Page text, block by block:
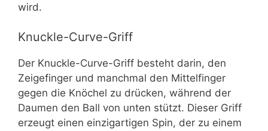
wird.
Knuckle-Curve-Griff
Der Knuckle-Curve-Griff besteht darin, den
Zeigefinger und manchmal den Mittelfinger
gegen die Knöchel zu drücken, während der
Daumen den Ball von unten stützt. Dieser Griff
erzeugt einen einzigartigen Spin, der zu einem